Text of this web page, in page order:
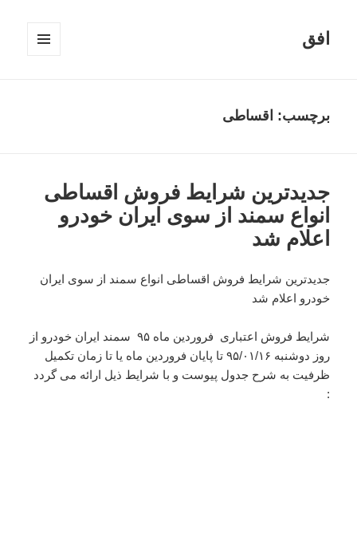
افق
برچسب: اقساطی
جدیدترین شرایط فروش اقساطی
انواع سمند از سوی ایران خودرو
اعلام شد
جدیدترین شرایط فروش اقساطی انواع سمند از سوی ایران
خودرو اعلام شد
شرایط فروش اعتباری فروردین ماه ۹۵ سمند ایران خودرو از
روز دوشنبه ۹۵/۰۱/۱۶ تا پایان فروردین ماه یا تا زمان تکمیل
ظرفیت به شرح جدول پیوست و با شرایط ذیل ارائه می گردد
: